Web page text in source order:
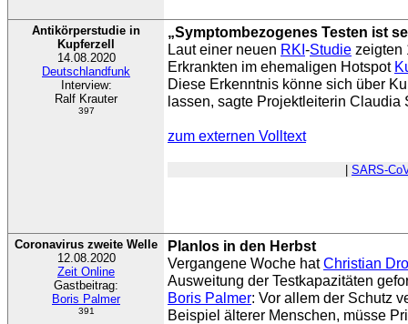
Antikörperstudie in
Kupferzell
14.08.2020
Deutschlandfunk
Interview:
Ralf Krauter
397
„Symptombezogenes Testen ist
Laut einer neuen RKI-Studie zeigten
Erkrankten im ehemaligen Hotspot
Diese Erkenntnis könne sich über
lassen, sagte Projektleiterin Claudia
zum externen Volltext
SARS-
Coronavirus zweite Welle
12.08.2020
Zeit Online
Gastbeitrag:
Boris Palmer
391
Planlos in den Herbst
Vergangene Woche hatChristian
Ausweitung der Testkapazitäten
Boris Palmer: Vor allem der Schutz
Beispiel älterer Menschen, müsse